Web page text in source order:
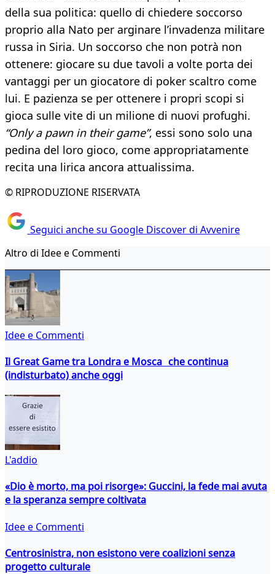
della sua politica: quello di chiedere soccorso
proprio alla Nato per arginare l’invadenza militare
russa in Siria. Un soccorso che non potrà non
ottenere: giocare su due tavoli a volte porta dei
vantaggi per un giocatore di poker scaltro come
lui. E pazienza se per ottenere i propri scopi si
gioca sulle vite di un milione di nuovi profughi.
“Only a pawn in their game”, essi sono solo una
pedina del loro gioco, come appropriatamente
recita una lirica ancora attualissima.
© RIPRODUZIONE RISERVATA
Seguici anche su Google Discover di Avvenire
Altro di Idee e Commenti
Idee e Commenti
Il Great Game tra Londra e Mosca che continua
(indisturbato) anche oggi
L'addio
«Dio è morto, ma poi risorge»: Guccini, la fede mai avuta
e la speranza sempre coltivata
Idee e Commenti
Centrosinistra, non esistono vere coalizioni senza
progetto culturale